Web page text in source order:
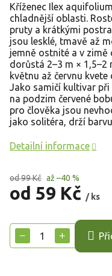
od 99 Kč až –40 %
od 59 Kč / ks
cena:
+
−
Kříženec Ilex
chladnější oblasti.
pruty a krátkými
jsou lesklé, tmavě až
jemně ostnité a v zimě
dorůstá 2–3 m × 1,5–2
květnu až červnu kvete
Jako samičí kultivar
na podzim červené
pro člověka jsou
jako solitéra, drží
Detailní informace